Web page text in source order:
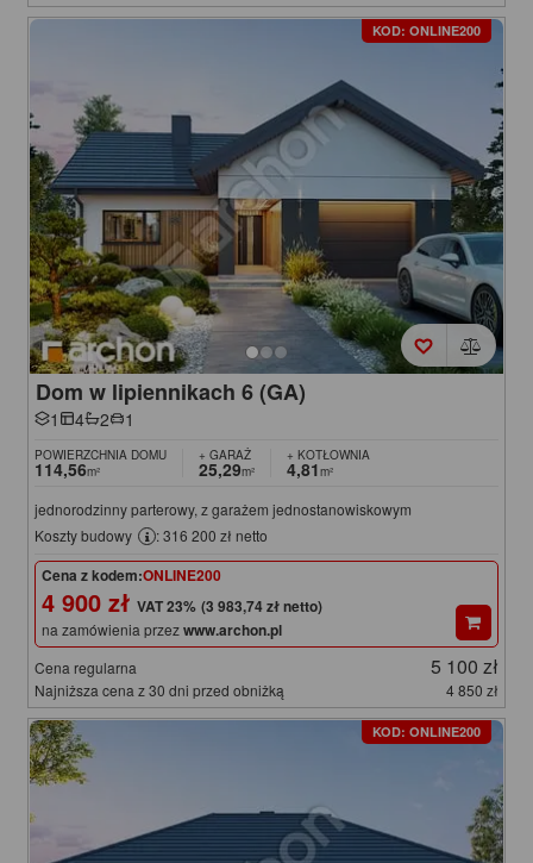
KOD: ONLINE200
Dom w lipiennikach 6 (GA)
1 4 2 1
POWIERZCHNIA DOMU
114,56m²
+ GARAŻ
25,29m²
+ KOTŁOWNIA
4,81m²
jednorodzinny parterowy, z garażem jednostanowiskowym
Koszty budowy
: 316 200 zł netto
Cena z kodem:ONLINE200
4 900 zł (3 983,74 zł netto)
na zamówienia przezwww.archon.pl
Cena regularna 5 100 zł
Najniższa cena z 30 dni przed obniżką 4 850 zł
KOD: ONLINE200